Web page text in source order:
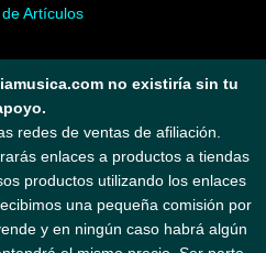
de Artículos
no existiría sin tu
redes de ventas de afiliación.
enlaces a productos a tiendas
productos utilizando los enlaces
una pequeña comisión por
y en ningún caso habrá algún